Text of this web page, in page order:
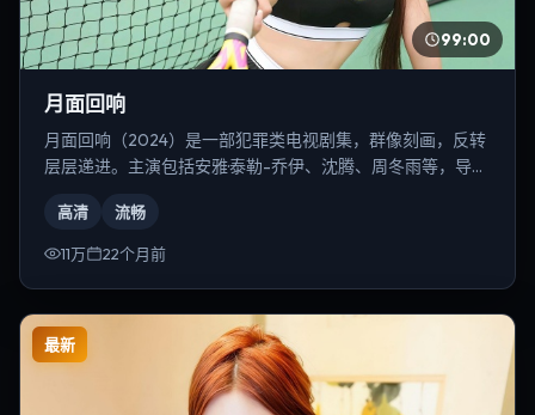
99:00
月面回响
月面回响（2024）是一部犯罪类电视剧集，群像刻画，反转
层层递进。主演包括安雅·泰勒-乔伊、沈腾、周冬雨等，导演
高清 流畅
11万 22个月前
最新